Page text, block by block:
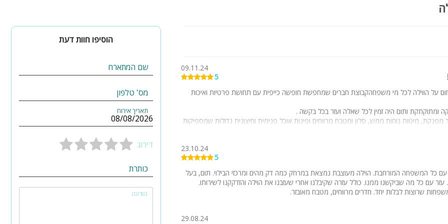
שידות, מיזוג אוויר, מסך צפייה
עבודה, פינת ווק, טיגון, טאבון וכיור
למסיבות ולבני נוער!!
09.11.24
5
על הווילה לכל מי משפחהקבוצת חברים שמחפשת חופשה כייפית עם תחושת פרטיות ואיכות
ומתוקתקת ותום היה זמין לכל שאלה ועזר בכל בקשה .
מיטות נוחות ממש, סלון ומטבח מרווחים ופינות אוכל פנימית וחיצונית גדולות שמספיקות
23.10.24
5
עם כל המשפחה המורחבת. הוילה מעוצבת נמצאת במרחק כמה דק מהים ומרכזי הבילוי. תום, בעל
עזר עם כל מה שביקשנו ממנו. כולל עזרה שקיבלנו אחרי שעזבנו את הוילה והזדקקנו לשירותו.
שרוצות לבלות יחד. חדרים מרווחים, מטבח מאובזר.
29.08.24
הוסיפו חוות דעת
שם המתארח
מס' טלפון
תאריך אירוח
דירוג
כותרת
הודעה